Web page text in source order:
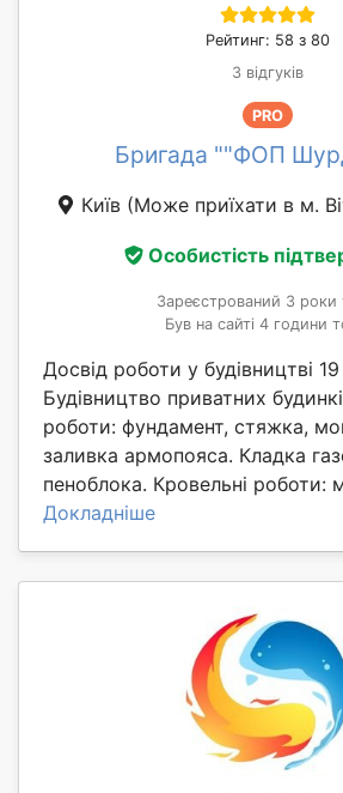
Рейтинг: 58 з 80
3 відгуків
PRO
Бригада ""ФОП
Київ (Може приїхати в м.
Особистість
Зареєстрований 3 роки
Був на сайті 4 години
Досвід роботи у будівництві 19
Будівництво приватних
роботи: фундамент, стяжка,
заливка армопояса. Кладка
пеноблока. Кровельні роботи:
Докладніше